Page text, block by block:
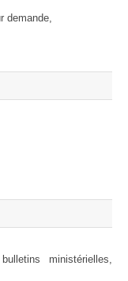
demande,
ministérielles,